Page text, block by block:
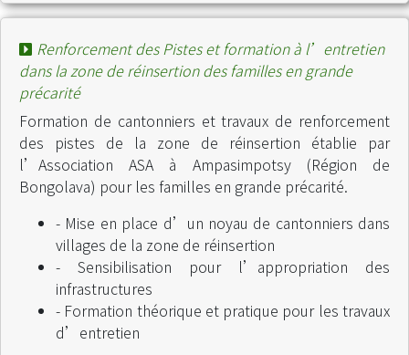
Renforcement des Pistes et formation à l’entretien
dans la zone de réinsertion des familles en grande
précarité
Formation de cantonniers et travaux de renforcement
des pistes de la zone de réinsertion établie par
l’Association ASA à Ampasimpotsy (Région de
Bongolava) pour les familles en grande précarité.
- Mise en place d’un noyau de cantonniers dans
villages de la zone de réinsertion
- Sensibilisation pour l’appropriation des
infrastructures
- Formation théorique et pratique pour les travaux
d’entretien